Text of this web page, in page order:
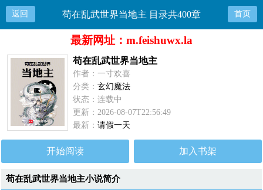
返回 苟在乱武世界当地主 目录共400章 首页
最新网址：m.feishuwx.la
苟在乱武世界当地主
作者：一寸欢喜
分类：玄幻魔法
状态：连载中
更新：2026-08-07T22:56:49
最新：请假一天
开始阅读 加入书架
苟在乱武世界当地主小说简介